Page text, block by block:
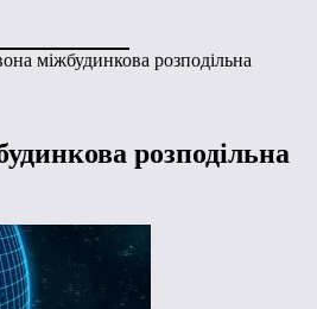
міжбудинкова розподільна
розподільна